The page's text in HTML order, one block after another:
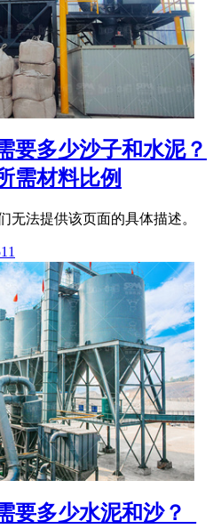
要多少沙子和水泥？
需材料比例
无法提供该页面的具体描述。
要多少水泥和沙？_